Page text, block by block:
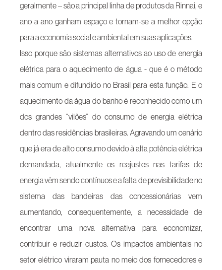
geralmente – são a principal linha de produtos da Rinnai, e
ano a ano ganham espaço e tornam-se a melhor opção
para a economia social e ambiental em suas aplicações.
Isso porque são sistemas alternativos ao uso de energia
elétrica para o aquecimento de água - que é o método
mais comum e difundido no Brasil para esta função. E o
aquecimento da água do banho é reconhecido como um
dos grandes “vilões” do consumo de energia elétrica
dentro das residências brasileiras. Agravando um cenário
que já era de alto consumo devido à alta potência elétrica
demandada, atualmente os reajustes nas tarifas de
energia vêm sendo contínuos e a falta de previsibilidade no
sistema das bandeiras das concessionárias vem
aumentando, consequentemente, a necessidade de
encontrar uma nova alternativa para economizar,
contribuir e reduzir custos. Os impactos ambientais no
setor elétrico viraram pauta no meio dos fornecedores e